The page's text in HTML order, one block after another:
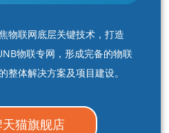
物联网底层关键技术，打造
物联专网，形成完备的物联
整体解决方案及项目建设。
猫旗舰店